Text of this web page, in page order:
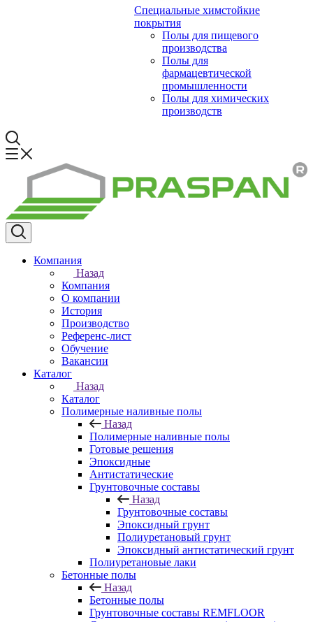
Специальные химстойкие
покрытия
Полы для пищевого
производства
Полы для
фармацевтической
промышленности
Полы для химических
производств
Компания
Назад
Компания
О компании
История
Производство
Референс-лист
Обучение
Вакансии
Каталог
Назад
Каталог
Полимерные наливные полы
Назад
Полимерные наливные полы
Готовые решения
Эпоксидные
Антистатические
Грунтовочные составы
Назад
Грунтовочные составы
Эпоксидный грунт
Полиуретановый грунт
Эпоксидный антистатический грунт
Полиуретановые лаки
Бетонные полы
Назад
Бетонные полы
Грунтовочные составы REMFLOOR